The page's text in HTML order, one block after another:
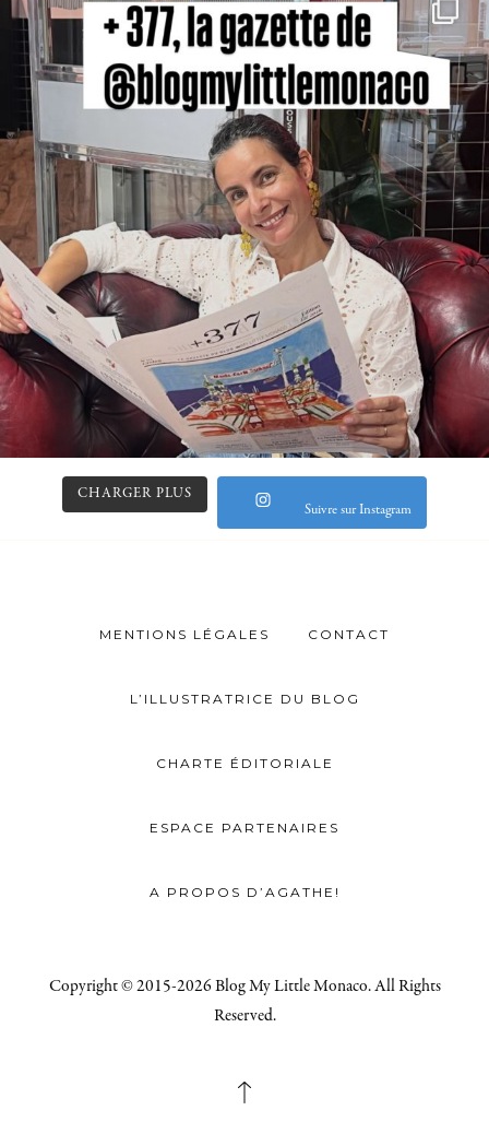
CHARGER PLUS
Suivre sur Instagram
MENTIONS LÉGALES CONTACT
L’ILLUSTRATRICE DU BLOG
CHARTE ÉDITORIALE
ESPACE PARTENAIRES
A PROPOS D’AGATHE!
Copyright © 2015-2026 Blog My Little Monaco. All Rights
Reserved.